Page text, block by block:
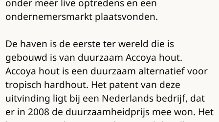
onder meer live optredens en een
ondernemersmarkt plaatsvonden.
De haven is de eerste ter wereld die is
gebouwd is van duurzaam Accoya hout.
Accoya hout is een duurzaam alternatief voor
tropisch hardhout. Het patent van deze
uitvinding ligt bij een Nederlands bedrijf, dat
er in 2008 de duurzaamheidprijs mee won. Het